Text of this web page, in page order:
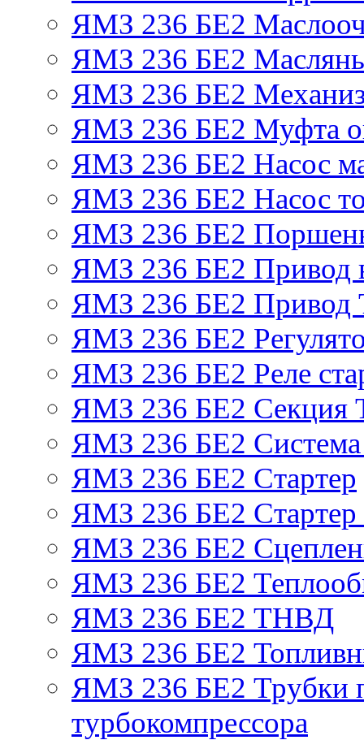
ЯМЗ 236 БЕ2
ЯМЗ 236 БЕ2
ЯМЗ 236 БЕ2
ЯМЗ 236 БЕ2 Муфта
ЯМЗ 236 БЕ2 Насос
ЯМЗ 236 БЕ2 Насос
ЯМЗ 236 БЕ2
ЯМЗ 236 БЕ2 Привод
ЯМЗ 236 БЕ2
ЯМЗ 236 БЕ2
ЯМЗ 236 БЕ2 Реле
ЯМЗ 236 БЕ2
ЯМЗ 236 БЕ2
ЯМЗ 236 БЕ2 Стартер
ЯМЗ 236 БЕ2 Стартер
ЯМЗ 236 БЕ2
ЯМЗ 236 БЕ2
ЯМЗ 236 БЕ2 ТНВД
ЯМЗ 236 БЕ2
ЯМЗ 236 БЕ2 Трубки
турбокомпрессора